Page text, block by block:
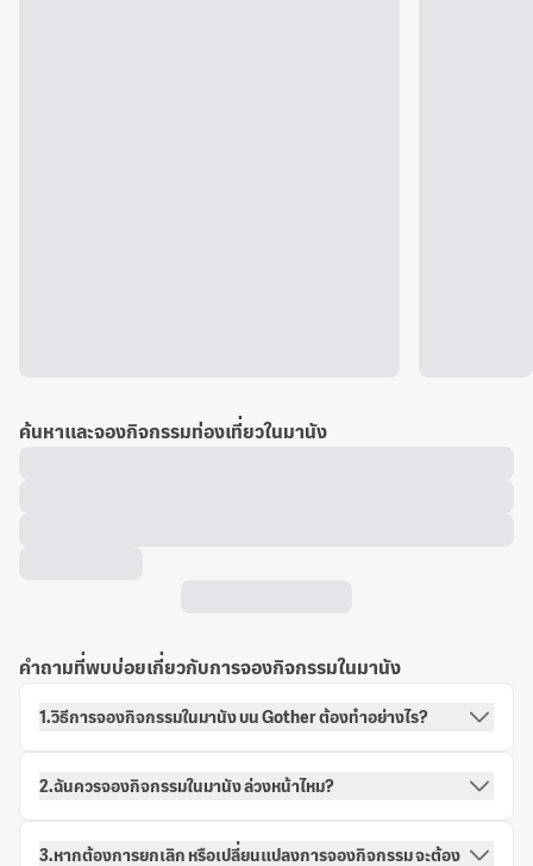
ค้นหาและจองกิจกรรมท่องเที่ยวในมานัง
คำถามที่พบบ่อยเกี่ยวกับการจองกิจกรรมในมานัง
1.วิธีการจองกิจกรรมในมานัง บน Gother ต้องทำอย่างไร?
2.ฉันควรจองกิจกรรมในมานัง ล่วงหน้าไหม?
3.หากต้องการยกเลิก หรือเปลี่ยนแปลงการจองกิจกรรม จะต้อง